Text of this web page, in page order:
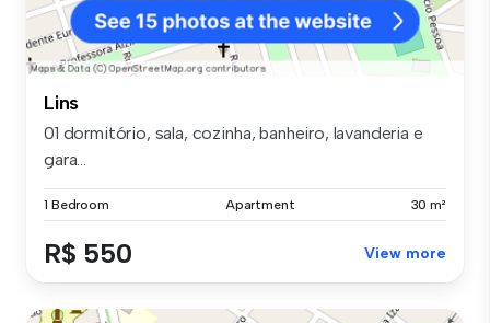
Lins
01 dormitório, sala, cozinha, banheiro, lavanderia e
gara...
1 Bedroom Apartment 30 m²
R$ 550 View more